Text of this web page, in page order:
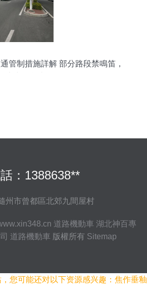
管制措施詳解 部分路段禁鳴笛，
：1388638**
州市曾都區北郊九間屋村
道路機動車 湖北神百專
道路機動車 版權所有 Sitemap
您可能还对以下资源感兴趣：焦作垂釉